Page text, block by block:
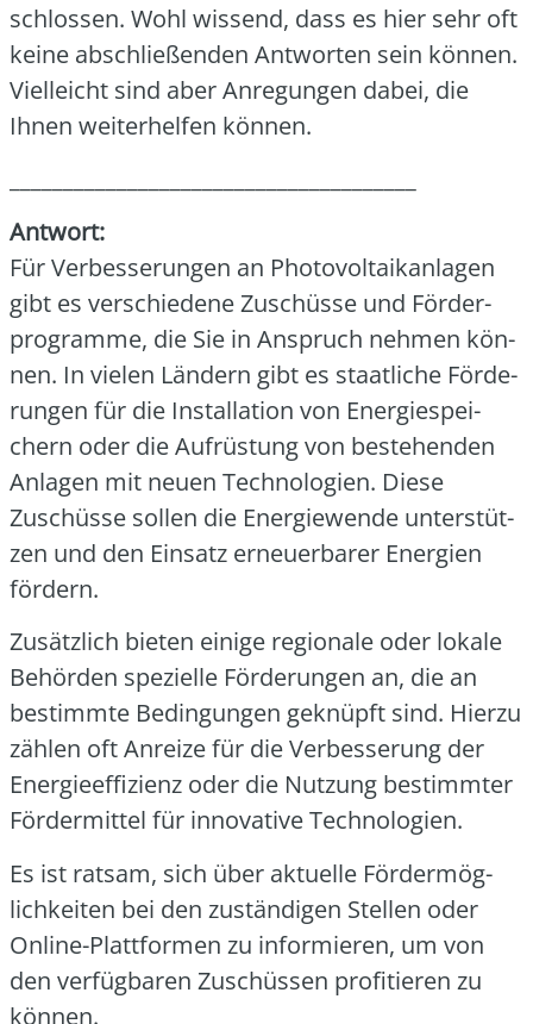
schlos­sen. Wohl wis­send, dass es hier sehr oft
kei­ne abschlie­ßen­den Ant­wor­ten sein kön­nen.
Viel­leicht sind aber Anre­gun­gen dabei, die
Ihnen wei­ter­hel­fen kön­nen.
Ant­wort:
Für Ver­bes­se­run­gen an Pho­to­vol­ta­ik­an­la­gen
gibt es ver­schie­de­ne Zuschüs­se und För­der­
pro­gram­me, die Sie in Anspruch neh­men kön­
nen. In vie­len Län­dern gibt es staat­li­che För­de­
run­gen für die Instal­la­ti­on von Ener­gie­spei­
chern oder die Auf­rüs­tung von bestehen­den
Anla­gen mit neu­en Tech­no­lo­gien. Die­se
Zuschüs­se sol­len die Ener­gie­wen­de unter­stüt­
zen und den Ein­satz erneu­er­ba­rer Ener­gien
för­dern.
Zusätz­lich bie­ten eini­ge regio­na­le oder loka­le
Behör­den spe­zi­el­le För­de­run­gen an, die an
bestimm­te Bedin­gun­gen geknüpft sind. Hier­zu
zäh­len oft Anrei­ze für die Ver­bes­se­rung der
Ener­gie­ef­fi­zi­enz oder die Nut­zung bestimm­ter
För­der­mit­tel für inno­va­ti­ve Tech­no­lo­gien.
Es ist rat­sam, sich über aktu­el­le För­der­mög­
lich­kei­ten bei den zustän­di­gen Stel­len oder
Online-Platt­for­men zu infor­mie­ren, um von
den ver­füg­ba­ren Zuschüs­sen pro­fi­tie­ren zu
kön­nen.